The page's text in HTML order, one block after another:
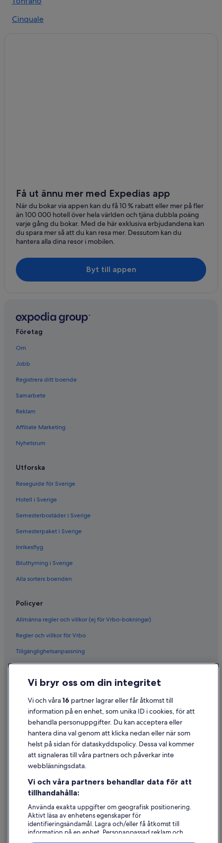
Cinquale
Carrara
Querceta
Vecchiano
Torre del Lago Puccini
Santa Lucia
Marina di Carrara
Marinella di Sarzana
Luni
Ripa-Pozzi-Ponterosso
Riomagno
Få ut ännu mer med Expedias app
När du bokar via appen kan du få 10 % rabatt eller mer på fler
än 100 000 hotell över hela världen och tjäna dubbla poäng
varje gång du bokar. Med de här exklusiva erbjudandena kan
du spara mer så att du kan resa mer. Dessutom kan du
hantera alla dina resor i mobilen.
Byt till appen
Företag
Om
Jobb
Registrera ditt boende
Samarbete
Reklam
Affiliate Marketing
Nyhetsrum
Utforska
Reseguide för Sverige
Hotell i Sverige
Semesterbostäder i Sverige
Semesterpaket i Sverige
Inrikesflyg
Biluthyrning i Sverige
Alla sorters boenden
Policyer
Allmänna regler och villkor (ej för Vrbo-bokningar)
Regler och villkor för Vrbo
Tillgänglighetsanpassning
Sekretess
Cookies
Användarvillkor
Juridisk information/Kontakta oss
Riktlinjer för innehåll och anmäla innehåll
Hjälp
Kontakta oss
Avboka eller ändra din bokning
Återbetalningsprocess och tidslinjer
Boka ett flyg med flygbolagskredit
Internationella resedokument
Vi bryr oss om din integritet
Vi och våra16 partner lagrar eller får åtkomst till
information på en enhet, som unika ID i cookies, för att
behandla personuppgifter. Du kan acceptera eller
hantera dina val genom att klicka nedan eller när som
helst på sidan för dataskyddspolicy. Dessa val kommer
att signaleras till våra partners och påverkar inte
webbläsningsdata.
Vi och våra partners behandlar data för att
tillhandahålla:
Använda exakta uppgifter om geografisk positionering.
Aktivt läsa av enhetens egenskaper för
identifieringsändamål. Lagra och/eller få åtkomst till
information på en enhet. Personanpassad reklam och
innehåll, reklam- och innehållsmätning, forskning